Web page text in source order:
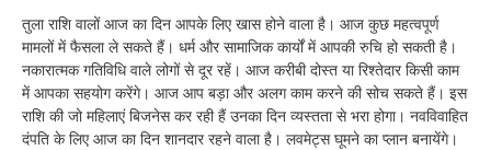
तुला राशि वालों आज का दिन आपके लिए खास होने वाला है। आज कुछ महत्वपूर्ण
मामलों में फैसला ले सकते हैं। धर्म और सामाजिक कार्यों में आपकी रुचि हो सकती है।
नकारात्मक गतिविधि वाले लोगों से दूर रहें। आज करीबी दोस्त या रिश्तेदार किसी काम
में आपका सहयोग करेंगे। आज आप बड़ा और अलग काम करने की सोच सकते हैं। इस
राशि की जो महिलाएं बिजनेस कर रही हैं उनका दिन व्यस्तता से भरा होगा। नवविवाहित
दंपति के लिए आज का दिन शानदार रहने वाला है। लवमेट्स घूमने का प्लान बनायेंगे।